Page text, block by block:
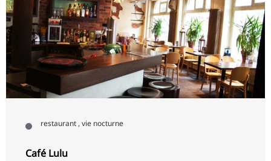
restaurant , vie nocturne
Café Lulu